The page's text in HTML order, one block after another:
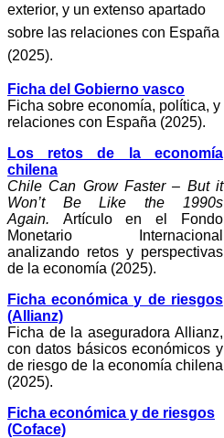
exterior, y un extenso apartado
sobre las relaciones con España
(2025).
Ficha del Gobierno vasco
Ficha sobre economía, política, y
relaciones con España (2025).
Los retos de la economía
chilena
Chile Can Grow Faster – But it
Won’t Be Like the 1990s
Again. Artículo en el Fondo
Monetario Internacional
analizando retos y perspectivas
de la economía (2025).
Ficha económica y de riesgos
(Allianz)
Ficha de la aseguradora Allianz,
con datos básicos económicos y
de riesgo de la economía chilena
(2025).
Ficha económica y de riesgos
(Coface)